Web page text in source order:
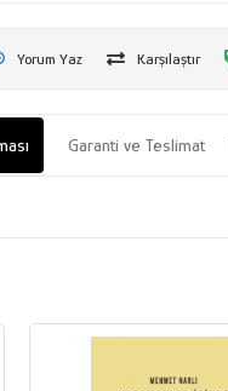
Yorum Yaz Karşılaştır
Garanti ve Teslimat